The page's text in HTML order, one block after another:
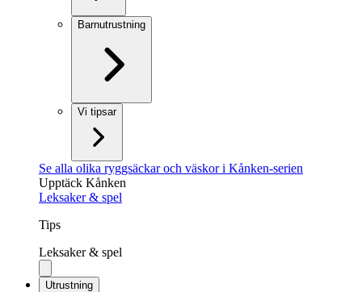
Barnutrustning
Vi tipsar
Se alla olika ryggsäckar och väskor i Kånken-serien
Upptäck Kånken
Leksaker & spel
Tips
Leksaker & spel
Utrustning